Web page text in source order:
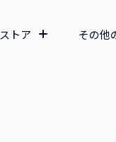
トア その他